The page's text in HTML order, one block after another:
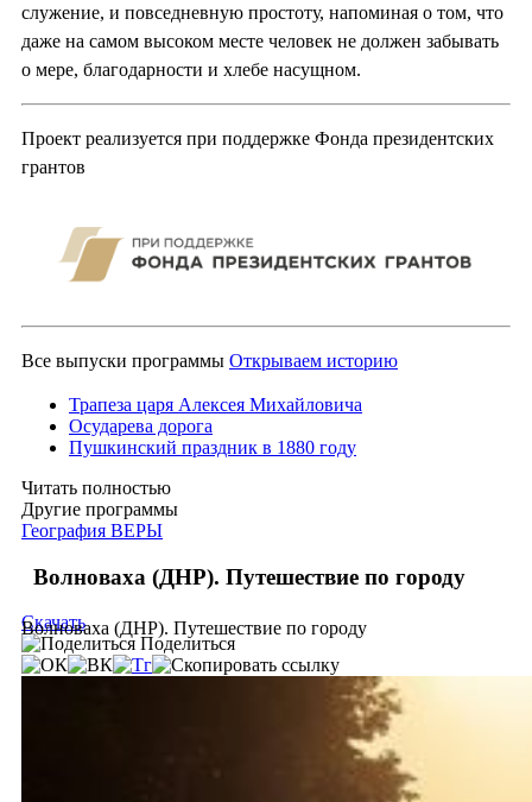
служение, и повседневную простоту, напоминая о том, что
даже на самом высоком месте человек не должен забывать
о мере, благодарности и хлебе насущном.
Проект реализуется при поддержке Фонда президентских
грантов
Все выпуски программы Открываем историю
Трапеза царя Алексея Михайловича
Осударева дорога
Пушкинский праздник в 1880 году
Читать полностью
Другие программы
География ВЕРЫ
Волноваха (ДНР). Путешествие по городу
Волноваха (ДНР). Путешествие по городу
Скачать
Поделиться